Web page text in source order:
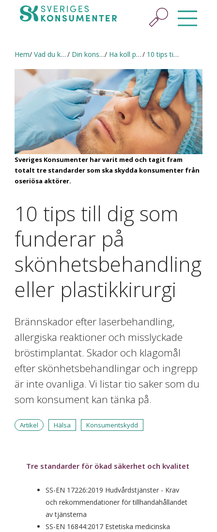
Hem Vad du kan göra Din konsumenträtt Ha koll på din konsumenträtt 10 tips till dig som funderar på skönhetsbehandling eller plastikkirurgi
Sveriges Konsumenter har varit med och tagit fram
totalt tre standarder som ska skydda konsumenter från
oseriösa aktörer.
10 tips till dig som
funderar på
skönhetsbehandling
eller plastikkirurgi
Brännskador efter laserbehandling,
allergiska reaktioner och misslyckade
bröstimplantat. Skador och klagomål
efter skönhetsbehandlingar och ingrepp
är inte ovanliga. Vi listar tio saker som du
som konsument kan tänka på.
Artikel Hälsa Konsumentskydd
Tre standarder för ökad säkerhet och kvalitet
SS-EN 17226:2019 Hudvårdstjänster - Krav
och rekommendationer för tillhandahållandet
av tjänsterna
SS-EN 16844:2017 Estetiska medicinska